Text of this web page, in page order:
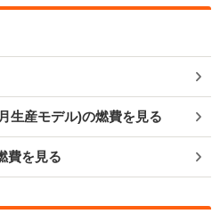
生産モデル)の燃費を見る
費を見る